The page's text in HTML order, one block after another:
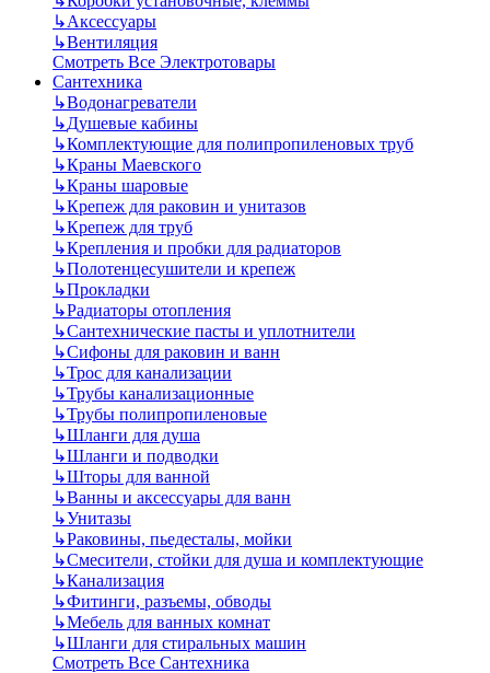
↳Аксессуары
↳Вентиляция
Смотреть Все Электротовары
Сантехника
↳Водонагреватели
↳Душевые кабины
↳Комплектующие для полипропиленовых труб
↳Краны Маевского
↳Краны шаровые
↳Крепеж для раковин и унитазов
↳Крепеж для труб
↳Крепления и пробки для радиаторов
↳Полотенцесушители и крепеж
↳Прокладки
↳Радиаторы отопления
↳Сантехнические пасты и уплотнители
↳Сифоны для раковин и ванн
↳Трос для канализации
↳Трубы канализационные
↳Трубы полипропиленовые
↳Шланги для душа
↳Шланги и подводки
↳Шторы для ванной
↳Ванны и аксессуары для ванн
↳Унитазы
↳Раковины, пьедесталы, мойки
↳Смесители, стойки для душа и комплектующие
↳Канализация
↳Фитинги, разъемы, обводы
↳Мебель для ванных комнат
↳Шланги для стиральных машин
Смотреть Все Сантехника